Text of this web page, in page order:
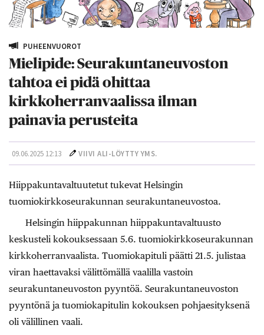
PUHEENVUOROT
Mielipide: Seurakuntaneuvoston
tahtoa ei pidä ohittaa
kirkkoherranvaalissa ilman
painavia perusteita
09.06.2025 12:13 VIIVI ALI-LÖYTTY YMS.
Hiippakuntavaltuutetut tukevat Helsingin
tuomiokirkkoseurakunnan seurakuntaneuvostoa.
Helsingin hiippakunnan hiippakuntavaltuusto
keskusteli kokouksessaan 5.6. tuomiokirkkoseurakunnan
kirkkoherranvaalista. Tuomiokapituli päätti 21.5. julistaa
viran haettavaksi välittömällä vaalilla vastoin
seurakuntaneuvoston pyyntöä. Seurakuntaneuvoston
pyyntönä ja tuomiokapitulin kokouksen pohjaesityksenä
oli välillinen vaali.